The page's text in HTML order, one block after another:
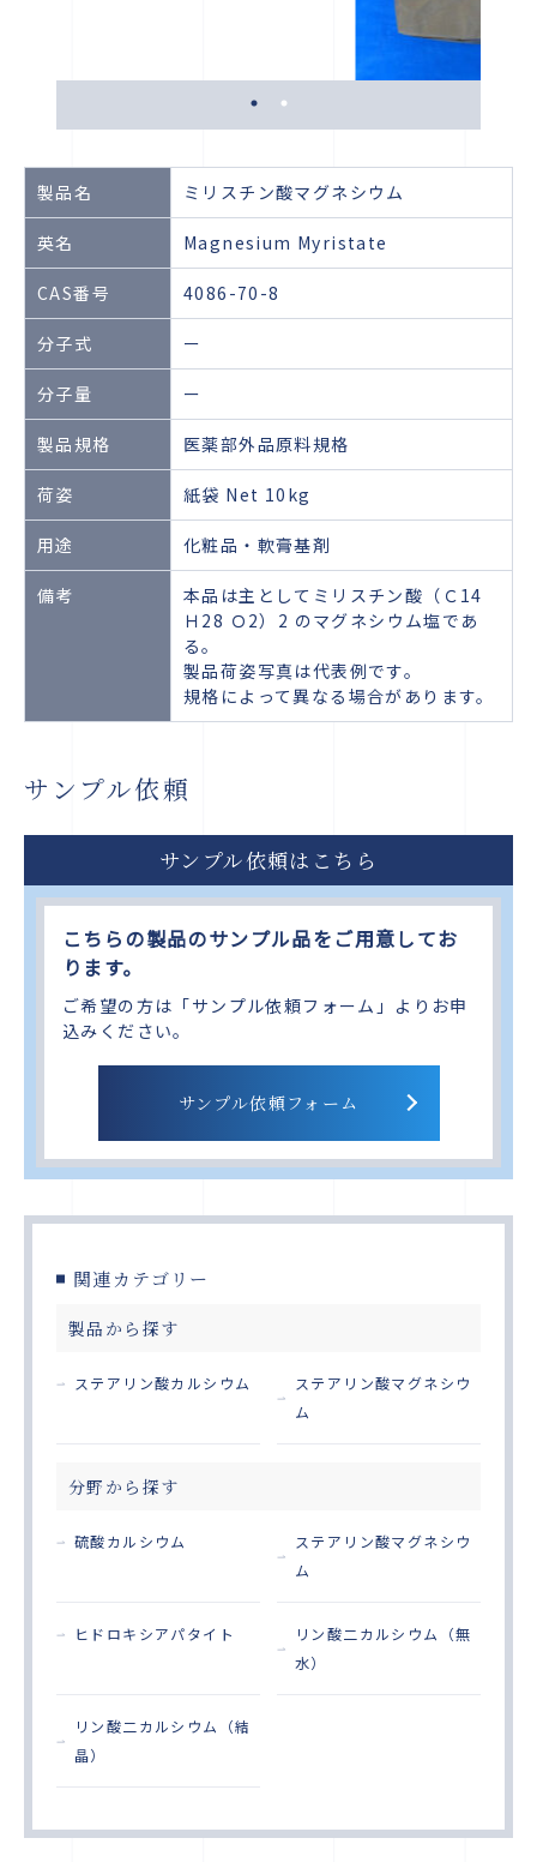
製品名 ミリスチン酸マグネシウム
英名 Magnesium Myristate
CAS番号 4086-70-8
分子式 ー
分子量 ー
製品規格 医薬部外品原料規格
荷姿 紙袋 Net 10kg
用途 化粧品・軟膏基剤
備考
本品は主としてミリスチン酸（Ｃ14
Ｈ28 Ｏ2）2 のマグネシウム塩であ
る。
製品荷姿写真は代表例です。
規格によって異なる場合があります。
サンプル依頼
サンプル依頼はこちら
こちらの製品のサンプル品をご用意してお
ります。
ご希望の方は「サンプル依頼フォーム」よりお申
込みください。
サンプル依頼フォーム
関連カテゴリー
製品から探す
ステアリン酸カルシウム
ステアリン酸マグネシウ
ム
分野から探す
硫酸カルシウム
ステアリン酸マグネシウ
ム
ヒドロキシアパタイト
リン酸二カルシウム（無
水）
リン酸二カルシウム（結
晶）